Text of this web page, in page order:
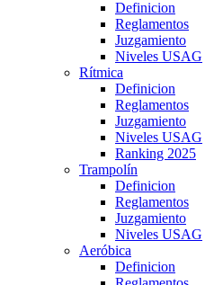
Definicion
Reglamentos
Juzgamiento
Niveles USAG
Rítmica
Definicion
Reglamentos
Juzgamiento
Niveles USAG
Ranking 2025
Trampolín
Definicion
Reglamentos
Juzgamiento
Niveles USAG
Aeróbica
Definicion